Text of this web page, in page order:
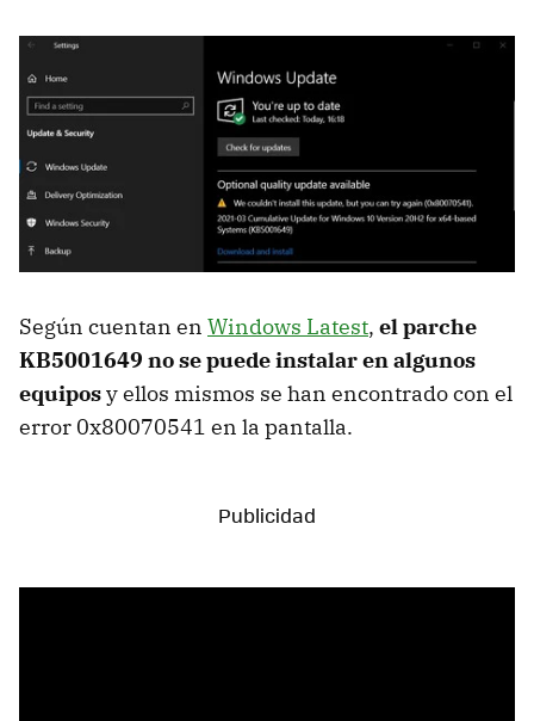
Según cuentan en Windows Latest, el parche
KB5001649 no se puede instalar en algunos
equiposy ellos mismos se han encontrado con el
error 0x80070541 en la pantalla.